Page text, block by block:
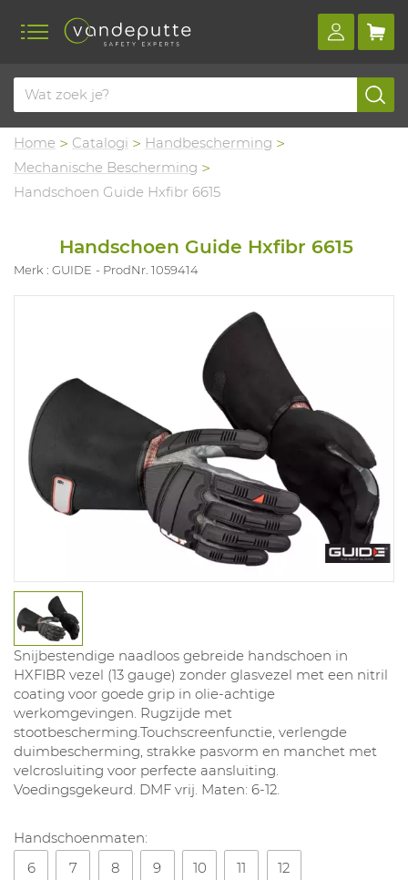
Home Catalogi
Handbescherming
Mechanische Bescherming
Handschoen Guide Hxfibr 6615
Handschoen Guide Hxfibr 6615
Merk : GUIDE ProdNr. 1059414
Snijbestendige naadloos gebreide handschoen in
HXFIBR vezel (13 gauge) zonder glasvezel met een nitril
coating voor goede grip in olie-achtige
werkomgevingen. Rugzijde met
stootbescherming.Touchscreenfunctie, verlengde
duimbescherming, strakke pasvorm en manchet met
velcrosluiting voor perfecte aansluiting.
Voedingsgekeurd. DMF vrij. Maten: 6-12.
Handschoenmaten:
6
7 8 9 10 11 12